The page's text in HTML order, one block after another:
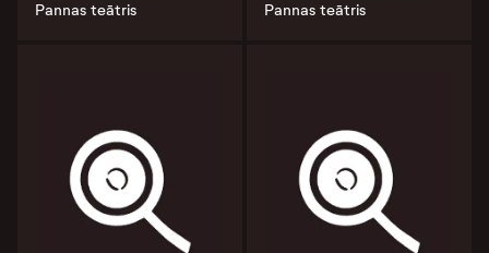
Pannas teātris Pannas teātris